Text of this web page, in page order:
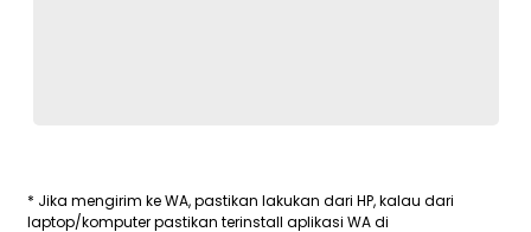
* Jika mengirim ke WA, pastikan lakukan dari HP, kalau dari
laptop/komputer pastikan terinstall aplikasi WA di